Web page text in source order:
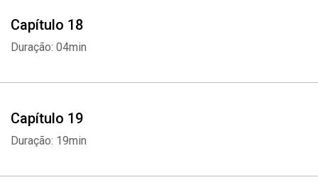
Capítulo 18
Duração: 04min
Capítulo 19
Duração: 19min